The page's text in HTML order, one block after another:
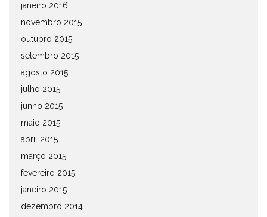
janeiro 2016
novembro 2015
outubro 2015
setembro 2015
agosto 2015
julho 2015
junho 2015
maio 2015
abril 2015
março 2015
fevereiro 2015
janeiro 2015
dezembro 2014